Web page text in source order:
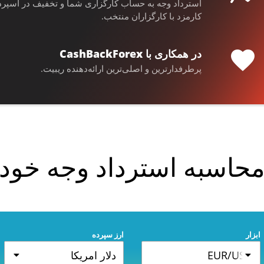
استرداد وجه به حساب کارگزاری شما و تخفیف در
کارمزد با کارگزاران منتخب.
در همکاری با CashBackForex
پرطرفدارترین و اصلی‌ترین ارائه‌دهنده ریبیت.
استرداد وجه
ابزار
EUR/USD
ارز سپرده
دلار امریکا